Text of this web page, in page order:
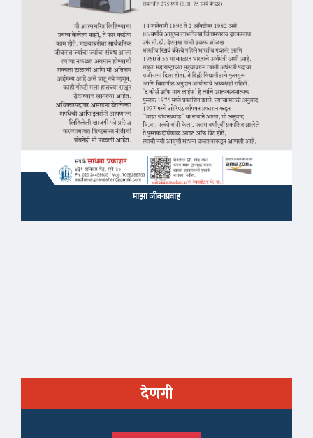
माझा जीवनप्रवाह
देणगी